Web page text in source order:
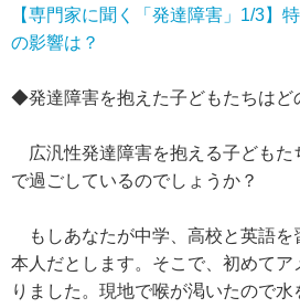
【専門家に聞く「発達障害」1/3】
の影響は？
◆発達障害を抱えた子どもたちはど
広汎性発達障害を抱える子どもた
で過ごしているのでしょうか？
もしあなたが中学、高校と英語を
本人だとします。そこで、初めてア
りました。現地で喉が渇いたので水